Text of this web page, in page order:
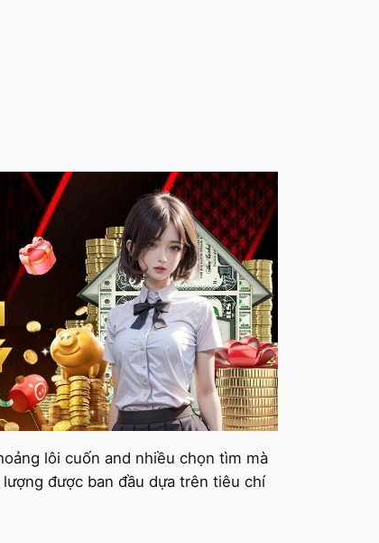
lôi cuốn and nhiều chọn tìm mà
được ban đầu dựa trên tiêu chí